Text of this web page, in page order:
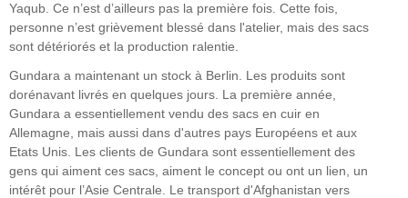
Yaqub. Ce n’est d’ailleurs pas la première fois. Cette fois,
personne n’est grièvement blessé dans l'atelier, mais des sacs
sont détériorés et la production ralentie.
Gundara a maintenant un stock à Berlin. Les produits sont
dorénavant livrés en quelques jours. La première année,
Gundara a essentiellement vendu des sacs en cuir en
Allemagne, mais aussi dans d'autres pays Européens et aux
Etats Unis. Les clients de Gundara sont essentiellement des
gens qui aiment ces sacs, aiment le concept ou ont un lien, un
intérêt pour l’Asie Centrale. Le transport d'Afghanistan vers